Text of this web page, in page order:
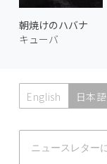
朝焼けのハバナ
キューバ
English 日本語